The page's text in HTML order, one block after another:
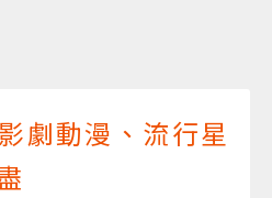
劇動漫、流行星